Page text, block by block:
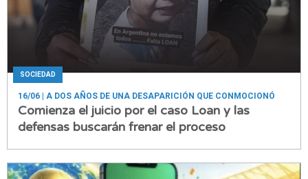
SOCIEDAD
16/06 | A DOS AÑOS DE UNA DESAPARICIÓN QUE CONMOCIONÓ
Comienza el juicio por el caso Loan y las
defensas buscarán frenar el proceso